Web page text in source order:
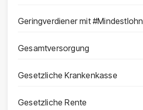
Geringverdiener mit #Mindestlohn
Gesamtversorgung
Gesetzliche Krankenkasse
Gesetzliche Rente